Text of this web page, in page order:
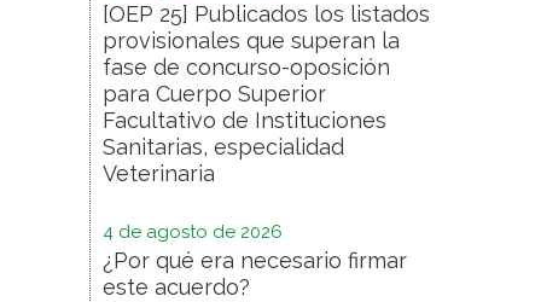
[OEP 25] Publicados los listados
provisionales que superan la
fase de concurso-oposición
para Cuerpo Superior
Facultativo de Instituciones
Sanitarias, especialidad
Veterinaria
4 de agosto de 2026
¿Por qué era necesario firmar
este acuerdo?